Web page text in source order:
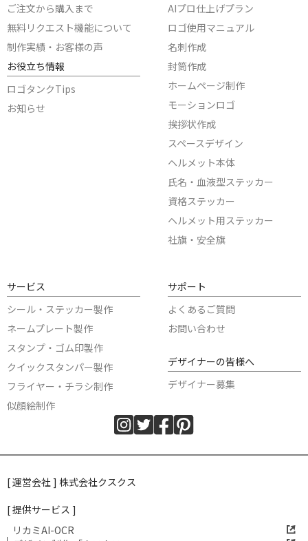
ご注文から購入まで
無料リクエスト機能について
制作実績・お客様の声
お役立ち情報
ロゴタンクTips
お知らせ
AIプロ仕上げプラン
ロゴ使用マニュアル
名刺作成
封筒作成
ホームページ制作
モーションロゴ
挨拶状作成
スペースデザイン
ヘルメット本体
氏名・血液型ステッカー
資格ステッカー
ヘルメット用ステッカー
社旗・安全旗
サービス
シール・ステッカー製作
ネームプレート製作
スタンプ・ゴム印製作
クイックスタンパー製作
フライヤー・チラシ制作
似顔絵制作
サポート
よくあるご質問
お問い合わせ
デザイナーの皆様へ
デザイナー募集
[ 運営会社 ] 株式会社クスクス
[ 提供サービス ]
リカミAI-OCR